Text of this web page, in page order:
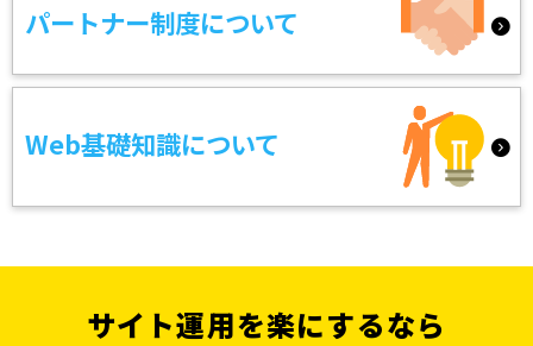
パートナー制度について
Web基礎知識について
サイト運用を楽にするなら